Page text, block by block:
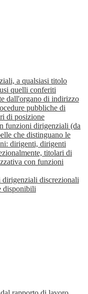
a qualsiasi titolo
quelli conferiti
dall'organo di indirizzo
pubbliche di
di posizione
funzioni dirigenziali (da
che distinguano le
dirigenti, dirigenti
titolari di
con funzioni
discrezionali
disponibili